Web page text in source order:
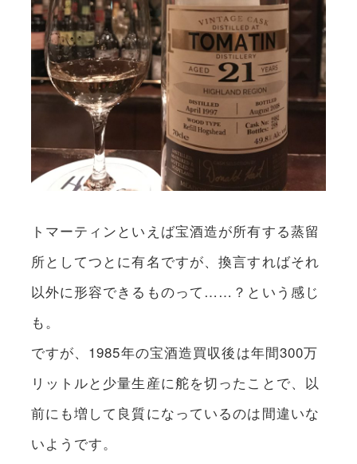
トマーティンといえば宝酒造が所有する蒸留
所としてつとに有名ですが、換言すればそれ
以外に形容できるものって……？という感じ
も。
ですが、1985年の宝酒造買収後は年間300万
リットルと少量生産に舵を切ったことで、以
前にも増して良質になっているのは間違いな
いようです。